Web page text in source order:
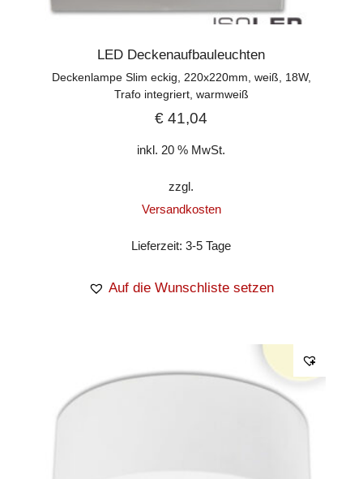
LED Deckenaufbauleuchten
Deckenlampe Slim eckig, 220x220mm, weiß, 18W,
Trafo integriert, warmweiß
€ 41,04
inkl. 20 % MwSt.
zzgl.
Versandkosten
Lieferzeit:3-5 Tage
Auf die Wunschliste setzen